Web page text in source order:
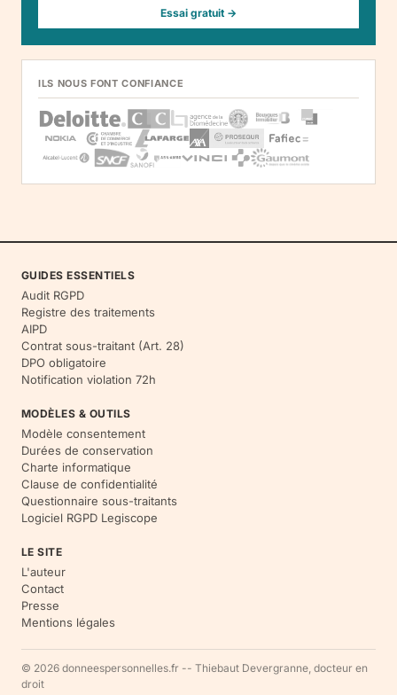
Essai gratuit →
ILS NOUS FONT CONFIANCE
GUIDES ESSENTIELS
Audit RGPD
Registre des traitements
AIPD
Contrat sous-traitant (Art. 28)
DPO obligatoire
Notification violation 72h
MODÈLES & OUTILS
Modèle consentement
Durées de conservation
Charte informatique
Clause de confidentialité
Questionnaire sous-traitants
Logiciel RGPD Legiscope
LE SITE
L'auteur
Contact
Presse
Mentions légales
© 2026 donneespersonnelles.fr -- Thiebaut Devergranne, docteur en
droit